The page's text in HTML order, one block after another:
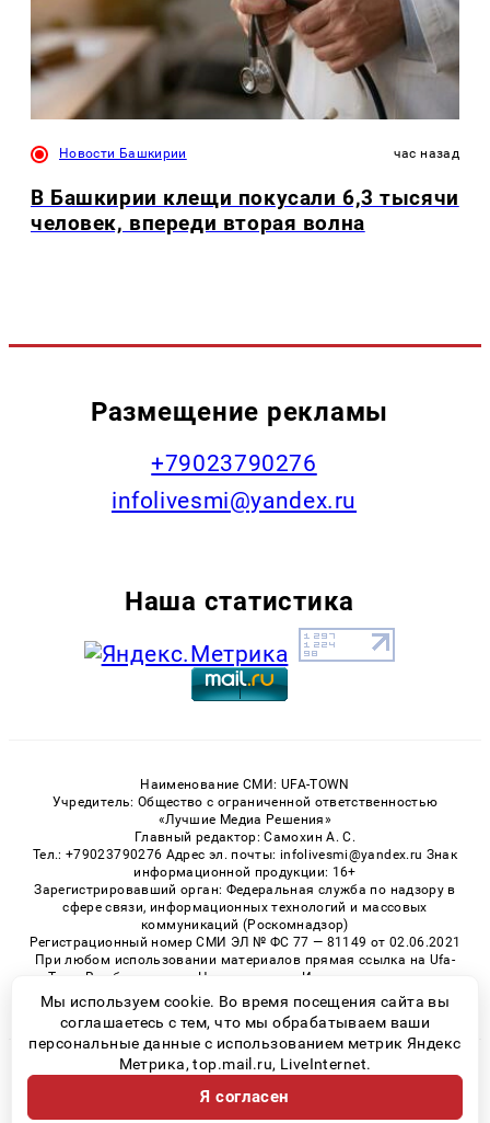
Новости Башкирии час назад
В Башкирии клещи покусали 6,3 тысячи
человек, впереди вторая волна
Размещение рекламы
+79023790276
infolivesmi@yandex.ru
Наша статистика
Наименование СМИ: UFA-TOWN
Учредитель: Общество с ограниченной ответственностью
«Лучшие Медиа Решения»
Главный редактор: Самохин А. С.
Тел.: +79023790276 Адрес эл. почты: infolivesmi@yandex.ru Знак
информационной продукции: 16+
Зарегистрировавший орган: Федеральная служба по надзору в
сфере связи, информационных технологий и массовых
коммуникаций (Роскомнадзор)
Регистрационный номер СМИ ЭЛ № ФС 77 — 81149 от 02.06.2021
При любом использовании материалов прямая ссылка на Ufa-
Town.Ru обязательна. Цитирование в Интернете возможно
только при наличии письменного разрешения.
© 2026 «Ufa-Town» | Все права защищены
Возрастная категория сайта 16+
Мы используем cookie. Во время посещения сайта вы
соглашаетесь с тем, что мы обрабатываем ваши
персональные данные с использованием метрик Яндекс
Метрика, top.mail.ru, LiveInternet.
Я согласен